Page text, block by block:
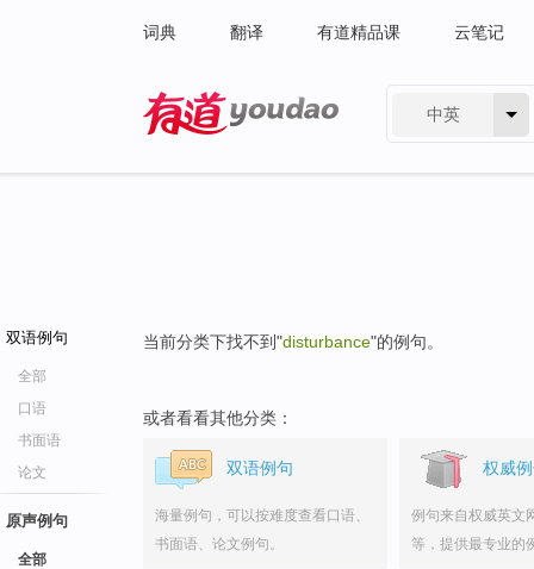
词典 翻译 有道精品课 云笔记
中英
双语例句
全部
口语
书面语
论文
原声例句
全部
当前分类下找不到"disturbance"的例句。
或者看看其他分类：
双语例句
海量例句，可以按难度查看口语、
书面语、论文例句。
权威
例句来自权威英文
等，提供最专业的